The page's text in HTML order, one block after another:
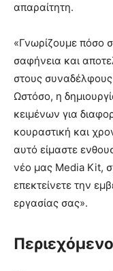
απαραίτητη.
«Γνωρίζουμε πόσο
σαφήνεια και
στους
Ωστόσο, η
κειμένων για
κουραστική και
αυτό είμαστε
νέο μας Media Kit,
επεκτείνετε την
εργασίας σας».